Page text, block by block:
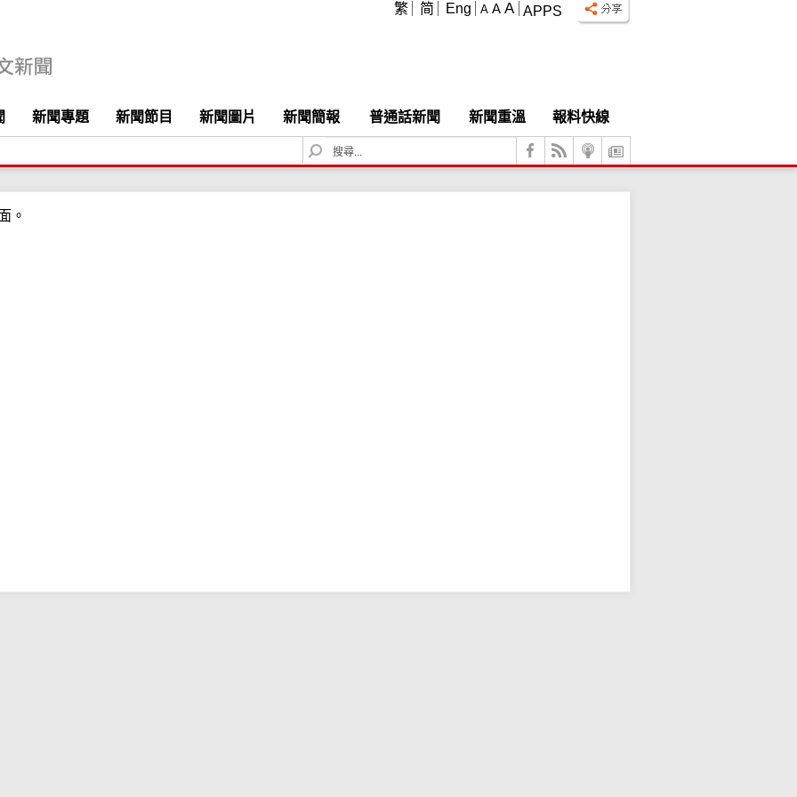
APPS
A A A
繁 简 Eng
新聞專題 新聞節目 新聞圖片 新聞簡報 普通話新聞 新聞重溫
報料快線
S
e
。